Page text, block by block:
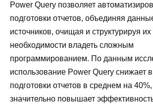
Power Query позволяет
подготовки отчетов, объединяя
источников, очищая и структурируя их
необходимости владеть сложным
программированием. По данным
использование Power Query снижает
подготовки отчетов в среднем на 40%,
значительно повышает